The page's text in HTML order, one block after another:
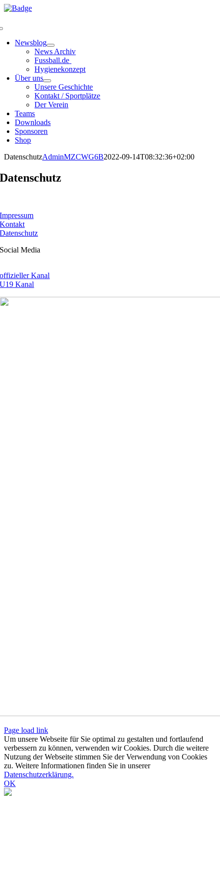
Zum
Newsblog
News Archiv
Fussball.de
Hygienekonzept
Über uns
Unsere Geschichte
Kontakt / Sportplätze
Der Verein
Teams
Downloads
Sponsoren
Shop
DatenschutzAdminMZCWG6B2022-09-14T08:32:36+02:00
Datenschutz
Impressum
Kontakt
Datenschutz
Social Media
offizieller Kanal
U19 Kanal
Page load link
Um unsere Webseite für Sie optimal zu gestalten und fortlaufend
verbessern zu können, verwenden wir Cookies. Durch die weitere
Nutzung der Webseite stimmen Sie der Verwendung von Cookies
zu. Weitere Informationen finden Sie in unserer
Datenschutzerklärung.
OK